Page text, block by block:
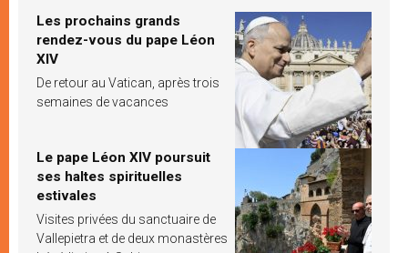
Les prochains grands
rendez-vous du pape Léon
XIV
De retour au Vatican, après trois
semaines de vacances
Le pape Léon XIV poursuit
ses haltes spirituelles
estivales
Visites privées du sanctuaire de
Vallepietra et de deux monastères